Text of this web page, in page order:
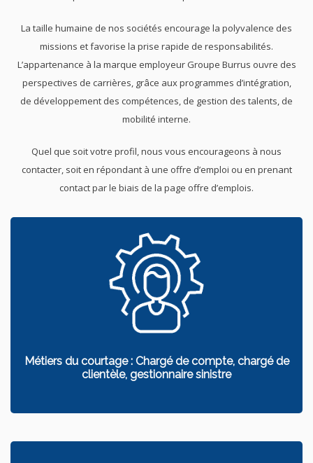
La taille humaine de nos sociétés encourage la polyvalence des
missions et favorise la prise rapide de responsabilités.
L’appartenance à la marque employeur Groupe Burrus ouvre des
perspectives de carrières, grâce aux programmes d’intégration,
de développement des compétences, de gestion des talents, de
mobilité interne.
Quel que soit votre profil, nous vous encourageons à nous
contacter, soit en répondant à une offre d’emploi ou en prenant
contact par le biais de la page offre d’emplois.
Métiers du courtage : Chargé de compte, chargé de
clientèle, gestionnaire sinistre